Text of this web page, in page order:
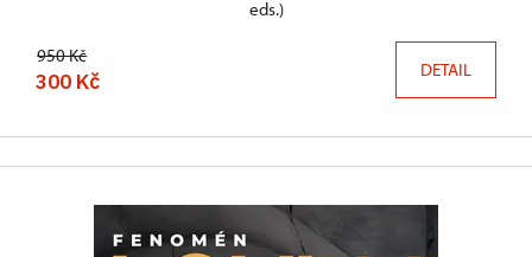
eds.)
950 Kč
300 Kč DETAIL